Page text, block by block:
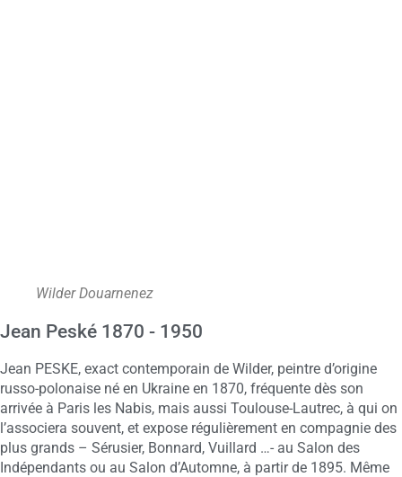
Wilder Douarnenez
Jean Peské 1870 - 1950
Jean PESKE, exact contemporain de Wilder, peintre d’origine
russo-polonaise né en Ukraine en 1870, fréquente dès son
arrivée à Paris les Nabis, mais aussi Toulouse-Lautrec, à qui on
l’associera souvent, et expose régulièrement en compagnie des
plus grands – Sérusier, Bonnard, Vuillard …- au Salon des
Indépendants ou au Salon d’Automne, à partir de 1895. Même